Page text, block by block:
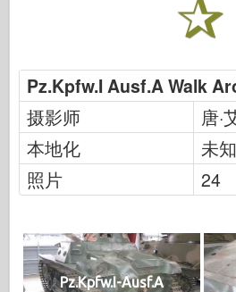
Pz.Kpfw.I Ausf.A Walk
摄影师
唐·
本地化
未知
照片
24
Pz.Kpfw.I-Ausf.A